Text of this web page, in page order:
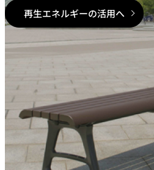
再生エネルギーの活用へ